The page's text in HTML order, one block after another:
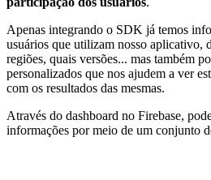
Apenas integrando o SDK já temos
usuários que utilizam nosso aplicativo,
regiões, quais versões... mas também
personalizados que nos ajudem a ver
com os resultados das mesmas.
Através do dashboard no Firebase,
informações por meio de um conjunto